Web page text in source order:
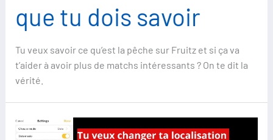
que tu dois savoir
Tu veux savoir ce qu’est la pêche sur Fruitz et si ça va
t’aider à avoir plus de matchs intéressants ? On te dit la
vérité.